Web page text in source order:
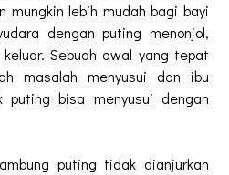
mungkin lebih mudah bagi bayi
dengan puting menonjol,
Sebuah awal yang tepat
masalah menyusui dan ibu
puting bisa menyusui dengan
puting tidak dianjurkan